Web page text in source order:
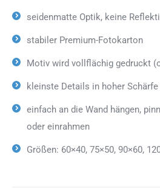
seidenmatte Optik, keine
stabiler Premium-Fotokarton
Motiv wird vollflächig gedruckt
kleinste Details in hoher Schärfe
einfach an die Wand hängen,
oder einrahmen
Größen: 60×40, 75×50, 90×60,